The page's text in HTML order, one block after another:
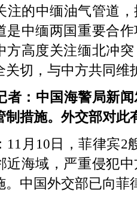
注的中缅油气管道
是中缅两国重要合
方高度关注缅北冲
关切，与中方共同
者：中国海警局新
制措施。外交部对此
11月10日，菲律宾2
近海域，严重侵犯
。中国外交部已向菲